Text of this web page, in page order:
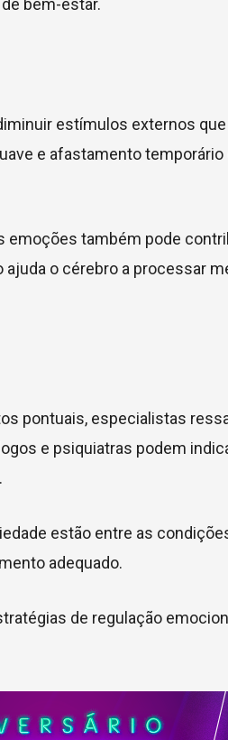
bem-estar.
estímulos externos
e afastamento
emoções também pode
o cérebro a processar
pontuais, especialistas
e psiquiatras podem
estão entre as
adequado.
de regulação